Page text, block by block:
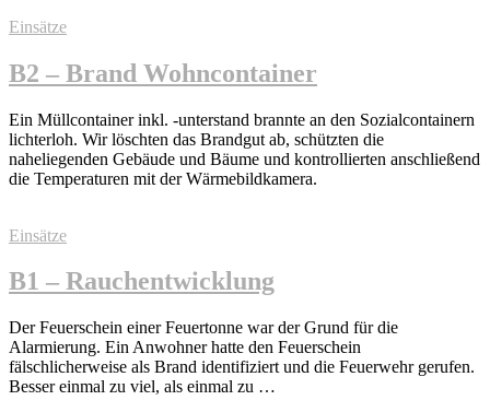
Einsätze
B2 – Brand Wohncontainer
Ein Müllcontainer inkl. -unterstand brannte an den Sozialcontainern
lichterloh. Wir löschten das Brandgut ab, schützten die
naheliegenden Gebäude und Bäume und kontrollierten anschließend
die Temperaturen mit der Wärmebildkamera.
Einsätze
B1 – Rauchentwicklung
Der Feuerschein einer Feuertonne war der Grund für die
Alarmierung. Ein Anwohner hatte den Feuerschein
fälschlicherweise als Brand identifiziert und die Feuerwehr gerufen.
Besser einmal zu viel, als einmal zu …